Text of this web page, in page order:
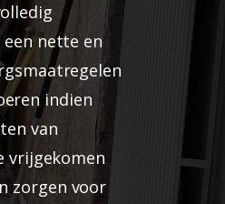
nette en
indien
van
vrijgekomen
zorgen voor